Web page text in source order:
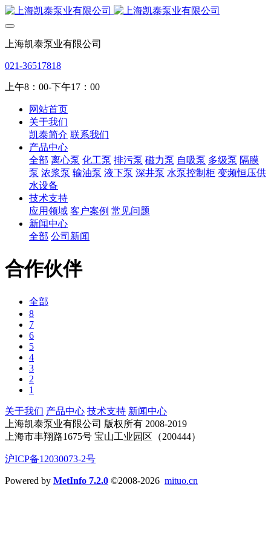
上海凯泰泵业有限公司
021-36517818
上午8：00-下午17：00
网站首页
关于我们
凯泰简介 联系我们
产品中心
全部 离心泵 化工泵 排污泵 磁力泵 自吸泵 多级泵 隔膜
泵 浓浆泵 输油泵 液下泵 深井泵 水泵控制柜 变频恒压供
水设备
技术支持
应用领域 客户案例 常见问题
新闻中心
全部 公司新闻
合作伙伴
全部
8
7
6
5
4
3
2
1
关于我们 产品中心 技术支持 新闻中心
上海凯泰泵业有限公司 版权所有 2008-2019
上海市丰翔路1675号 宝山工业园区（200444）
沪ICP备12030073-2号
Powered by MetInfo 7.2.0 ©2008-2026 mituo.cn